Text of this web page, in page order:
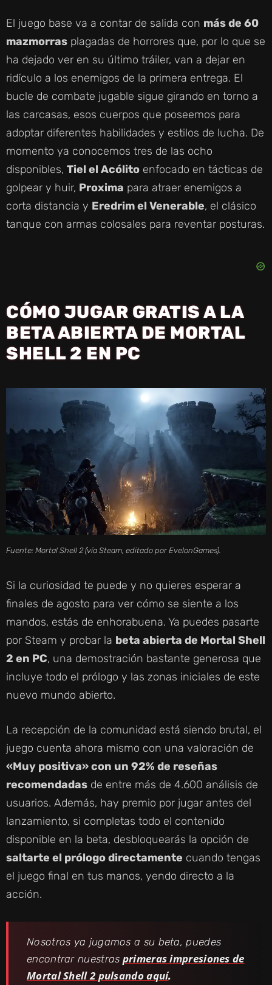
El juego base va a contar de salida con más de 60
mazmorras plagadas de horrores que, por lo que se
ha dejado ver en su último tráiler, van a dejar en
ridículo a los enemigos de la primera entrega. El
bucle de combate jugable sigue girando en torno a
las carcasas, esos cuerpos que poseemos para
adoptar diferentes habilidades y estilos de lucha. De
momento ya conocemos tres de las ocho
disponibles, Tiel el Acólito enfocado en tácticas de
golpear y huir, Proxima para atraer enemigos a
corta distancia y Eredrim el Venerable, el clásico
tanque con armas colosales para reventar posturas.
CÓMO JUGAR GRATIS A LA
BETA ABIERTA DE MORTAL
SHELL 2 EN PC
Fuente: Mortal Shell 2 (vía Steam, editado por EvelonGames).
Si la curiosidad te puede y no quieres esperar a
finales de agosto para ver cómo se siente a los
mandos, estás de enhorabuena. Ya puedes pasarte
por Steam y probar la beta abierta de Mortal Shell
2 en PC, una demostración bastante generosa que
incluye todo el prólogo y las zonas iniciales de este
nuevo mundo abierto.
La recepción de la comunidad está siendo brutal, el
juego cuenta ahora mismo con una valoración de
«Muy positiva» con un 92% de reseñas
recomendadas de entre más de 4.600 análisis de
usuarios. Además, hay premio por jugar antes del
lanzamiento, si completas todo el contenido
disponible en la beta, desbloquearás la opción de
saltarte el prólogo directamente cuando tengas
el juego final en tus manos, yendo directo a la
acción.
Nosotros ya jugamos a su beta, puedes
encontrar nuestras primeras impresiones de
Mortal Shell 2 pulsando aquí.